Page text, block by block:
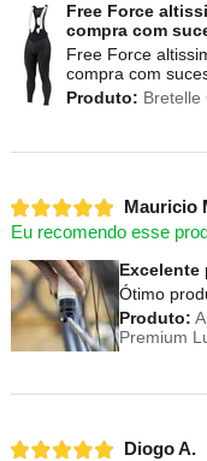
Free Force
compra com
Free Force
compra com
Produto: Bretelle
Mauricio
Eu recomendo esse
Excelente
Ótimo
Produto:
Premium
Diogo A.